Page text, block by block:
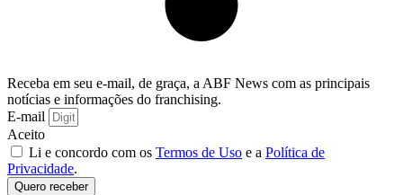
Receba em seu e-mail, de graça, a ABF News com as principais
notícias e informações do franchising.
E-mail
Aceito
Li e concordo com os Termos de Uso e a Política de
Privacidade.
Quero receber